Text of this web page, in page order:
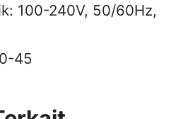
100-240V, 50/60Hz,
45